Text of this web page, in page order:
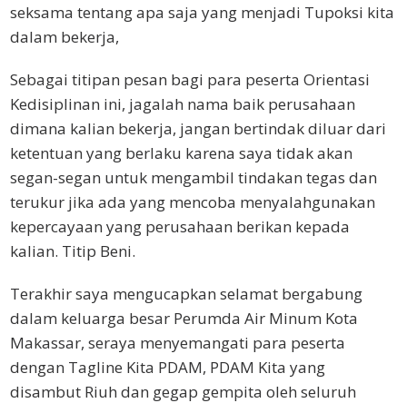
seksama tentang apa saja yang menjadi Tupoksi kita
dalam bekerja,
Sebagai titipan pesan bagi para peserta Orientasi
Kedisiplinan ini, jagalah nama baik perusahaan
dimana kalian bekerja, jangan bertindak diluar dari
ketentuan yang berlaku karena saya tidak akan
segan-segan untuk mengambil tindakan tegas dan
terukur jika ada yang mencoba menyalahgunakan
kepercayaan yang perusahaan berikan kepada
kalian. Titip Beni.
Terakhir saya mengucapkan selamat bergabung
dalam keluarga besar Perumda Air Minum Kota
Makassar, seraya menyemangati para peserta
dengan Tagline Kita PDAM, PDAM Kita yang
disambut Riuh dan gegap gempita oleh seluruh